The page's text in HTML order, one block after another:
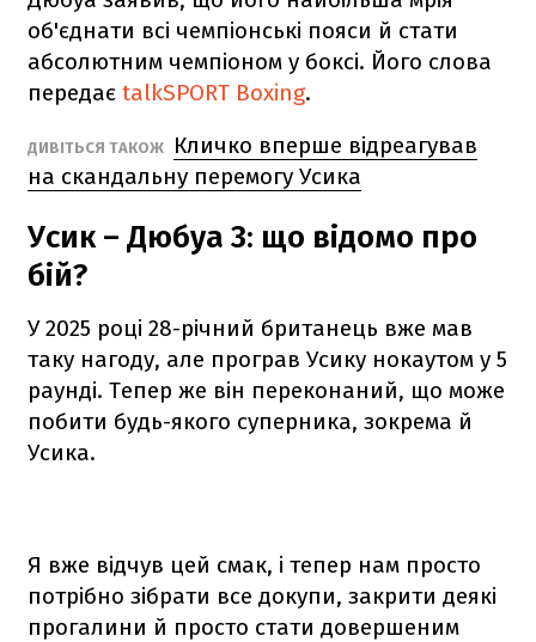
об'єднати всі чемпіонські пояси й стати
абсолютним чемпіоном у боксі. Його слова
передає talkSPORT Boxing.
ДИВІТЬСЯ ТАКОЖ
Кличко вперше відреагував
на скандальну перемогу Усика
Усик – Дюбуа 3: що відомо про
бій?
У 2025 році 28-річний британець вже мав
таку нагоду, але програв Усику нокаутом у 5
раунді. Тепер же він переконаний, що може
побити будь-якого суперника, зокрема й
Усика.
Я вже відчув цей смак, і тепер нам просто
потрібно зібрати все докупи, закрити деякі
прогалини й просто стати довершеним